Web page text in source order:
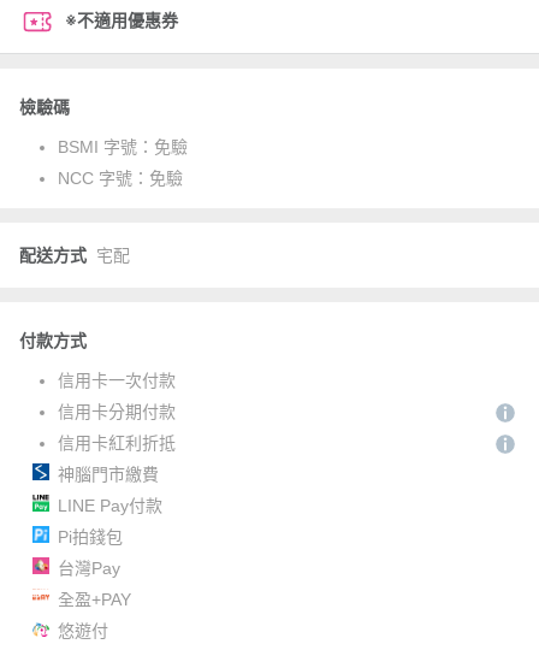
※不適用優惠券
檢驗碼
BSMI 字號： 免驗
NCC 字號： 免驗
配送方式 宅配
付款方式
信用卡一次付款
信用卡分期付款
信用卡紅利折抵
神腦門市繳費
LINE Pay付款
Pi拍錢包
台灣Pay
全盈+PAY
悠遊付